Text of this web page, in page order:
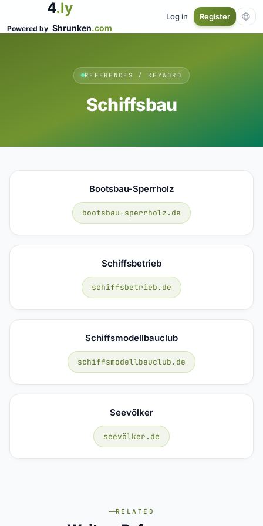
4.ly
Powered by Shrunken.com
Log in Register
REFERENCES / KEYWORD
Schiffsbau
Bootsbau-Sperrholz
bootsbau-sperrholz.de
Schiffsbetrieb
schiffsbetrieb.de
Schiffsmodellbauclub
schiffsmodellbauclub.de
Seevölker
seevölker.de
RELATED